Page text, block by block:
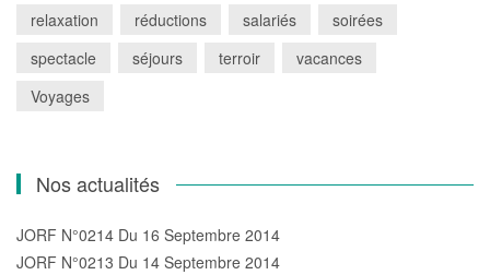
relaxation
réductions salariés
soirées
spectacle
séjours terroir
vacances
Voyages
Nos actualités
JORF N°0214 Du 16 Septembre 2014
JORF N°0213 Du 14 Septembre 2014